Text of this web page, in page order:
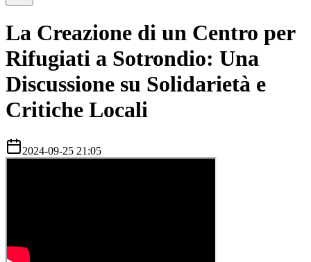
La Creazione di un Centro per
Rifugiati a Sotrondio: Una
Discussione su Solidarietà e
Critiche Locali
2024-09-25 21:05